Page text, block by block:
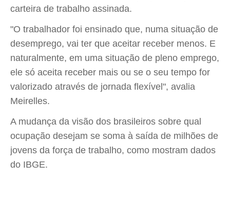
carteira de trabalho assinada.
"O trabalhador foi ensinado que, numa situação de
desemprego, vai ter que aceitar receber menos. E
naturalmente, em uma situação de pleno emprego,
ele só aceita receber mais ou se o seu tempo for
valorizado através de jornada flexível", avalia
Meirelles.
A mudança da visão dos brasileiros sobre qual
ocupação desejam se soma à saída de milhões de
jovens da força de trabalho, como mostram dados
do IBGE.